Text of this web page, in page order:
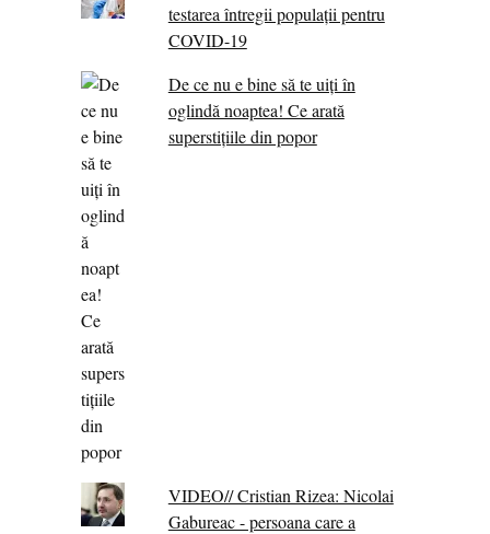
testarea întregii populații pentru
COVID-19
De ce nu e bine să te uiți în
oglindă noaptea! Ce arată
superstițiile din popor
VIDEO// Cristian Rizea: Nicolai
Gabureac - persoana care a